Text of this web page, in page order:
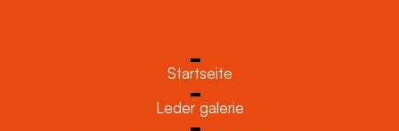
Startseite
Leder galerie